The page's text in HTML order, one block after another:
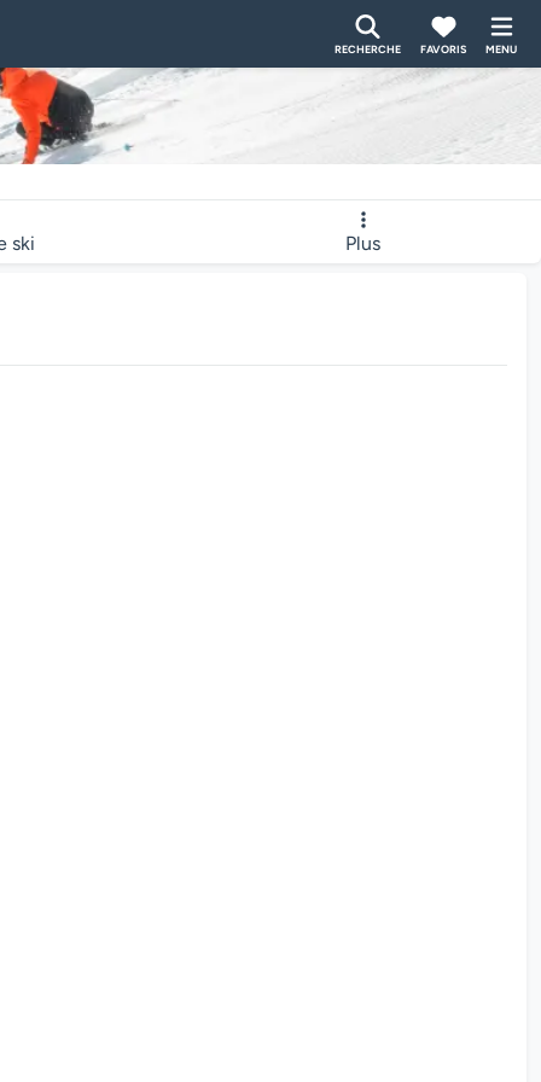
RECHERCHE FAVORIS MENU
ski Plus